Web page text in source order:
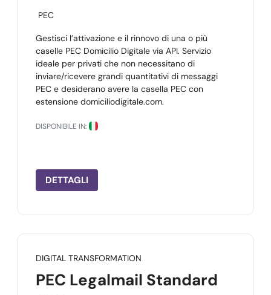
PEC
Gestisci l’attivazione e il rinnovo di una o più
caselle PEC Domicilio Digitale via API. Servizio
ideale per privati che non necessitano di
inviare/ricevere grandi quantitativi di messaggi
PEC e desiderano avere la casella PEC con
estensione domiciliodigitale.com.
DISPONIBILE IN:
DETTAGLI
DIGITAL TRANSFORMATION
PEC Legalmail Standard